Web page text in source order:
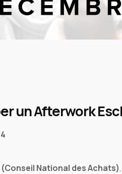
unAfterwork
(Conseil National des Achats)